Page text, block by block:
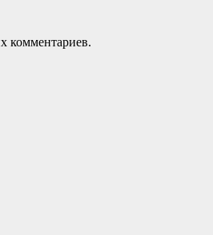
комментариев.